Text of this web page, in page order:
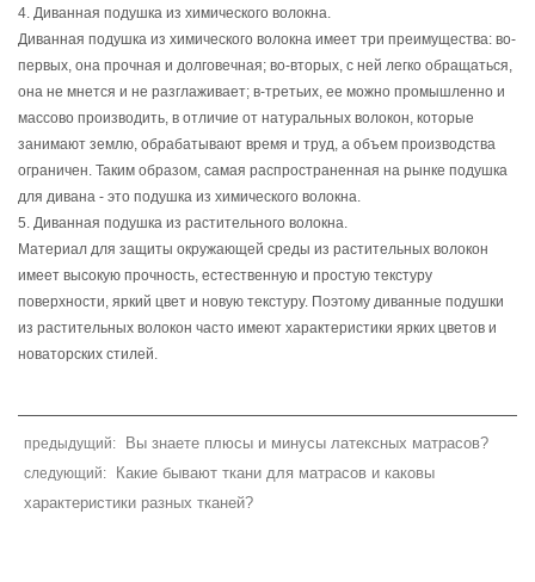
4. Диванная подушка из химического волокна.
Диванная подушка из химического волокна имеет три преимущества: во-
первых, она прочная и долговечная; во-вторых, с ней легко обращаться,
она не мнется и не разглаживает; в-третьих, ее можно промышленно и
массово производить, в отличие от натуральных волокон, которые
занимают землю, обрабатывают время и труд, а объем производства
ограничен. Таким образом, самая распространенная на рынке подушка
для дивана - это подушка из химического волокна.
5. Диванная подушка из растительного волокна.
Материал для защиты окружающей среды из растительных волокон
имеет высокую прочность, естественную и простую текстуру
поверхности, яркий цвет и новую текстуру. Поэтому диванные подушки
из растительных волокон часто имеют характеристики ярких цветов и
новаторских стилей.
предыдущий: Вы знаете плюсы и минусы латексных матрасов?
следующий:
Какие бывают ткани для матрасов и каковы
характеристики разных тканей?